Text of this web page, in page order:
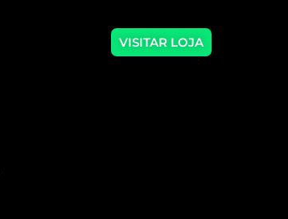
VISITAR LOJA